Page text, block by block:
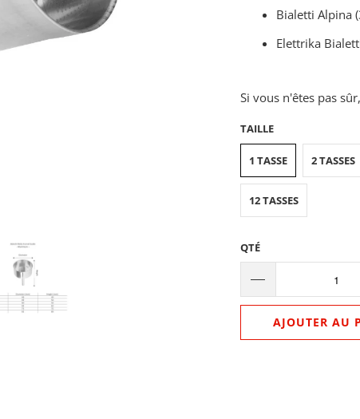
Bialetti Alpina
Elettrika
Si vous n'êtes pas
TAILLE
1 TASSE 2 TASSES
12 TASSES
QTÉ
AJOUTER AU